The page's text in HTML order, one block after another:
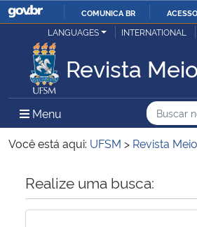
IR
O
COMUNICA BR
Ministério da Justiça e Segurança Pública
Ministério da Defesa
Ministério das Relações Exteriores
Ministério da Economia
Ministério da Infraestrutura
LANGUAGES INTERNATIONAL
Revista
Menu Menu Principal do Sítio
Busca
Busca:
Você está aqui: UFSM > Revista
Início do conteúdo
Realize uma busca: